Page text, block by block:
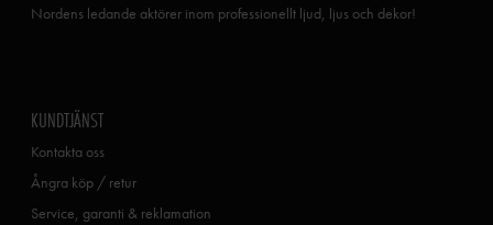
Nordens ledande aktörer inom professionellt ljud, ljus och dekor!
KUNDTJÄNST
Kontakta oss
Ångra köp / retur
Service, garanti & reklamation